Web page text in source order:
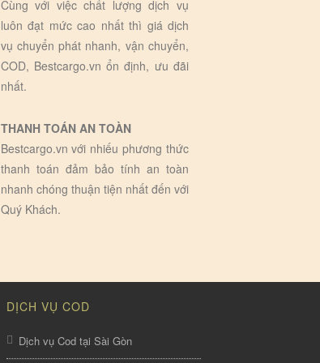
Cùng với việc chất lượng dịch vụ
luôn đạt mức cao nhất thì giá dịch
vụ chuyển phát nhanh, vận chuyển,
COD, Bestcargo.vn ổn định, ưu đãi
nhất.
THANH TOÁN AN TOÀN
Bestcargo.vn với nhiếu phương thức
thanh toán đảm bảo tính an toàn
nhanh chóng thuận tiện nhất đến với
Quý Khách.
DỊCH VỤ COD
Dịch vụ Cod tại Sài Gòn